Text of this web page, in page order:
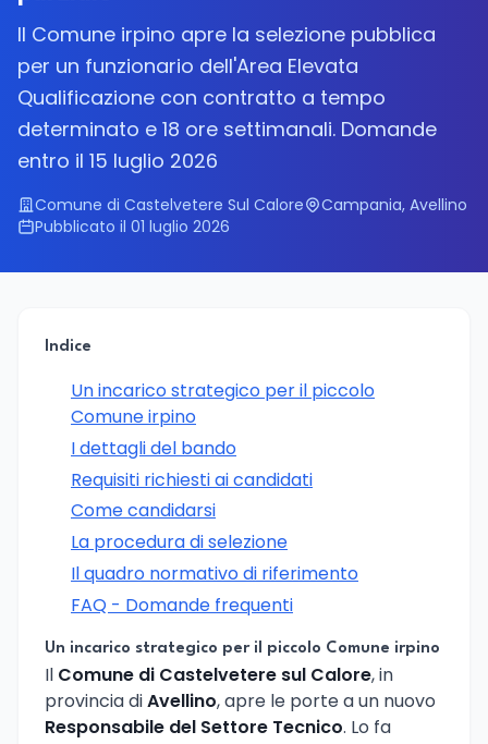
Il Comune irpino apre la selezione pubblica
per un funzionario dell'Area Elevata
Qualificazione con contratto a tempo
determinato e 18 ore settimanali. Domande
entro il 15 luglio 2026
Comune di Castelvetere Sul Calore
Campania, Avellino
Pubblicato il 01 luglio 2026
Indice
Un incarico strategico per il piccolo
Comune irpino
I dettagli del bando
Requisiti richiesti ai candidati
Come candidarsi
La procedura di selezione
Il quadro normativo di riferimento
FAQ - Domande frequenti
Un incarico strategico per il piccolo Comune irpino
Il Comune di Castelvetere sul Calore, in
provincia diAvellino, apre le porte a un nuovo
Responsabile del Settore Tecnico. Lo fa